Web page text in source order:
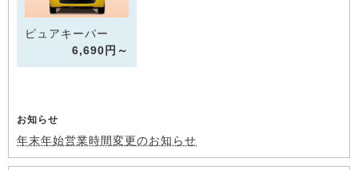
ピュアキーパー
6,690円～
お知らせ
年末年始営業時間変更のお知らせ